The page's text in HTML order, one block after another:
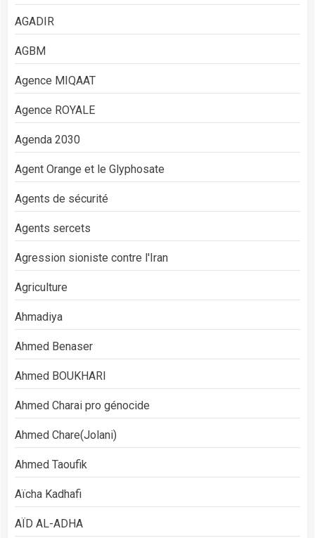
AGADIR
AGBM
Agence MIQAAT
Agence ROYALE
Agenda 2030
Agent Orange et le Glyphosate
Agents de sécurité
Agents sercets
Agression sioniste contre l'Iran
Agriculture
Ahmadiya
Ahmed Benaser
Ahmed BOUKHARI
Ahmed Charai pro génocide
Ahmed Chare(Jolani)
Ahmed Taoufik
Aïcha Kadhafi
AÏD AL-ADHA